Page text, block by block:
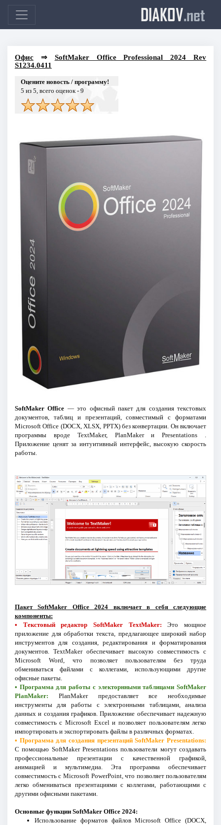
DIAKOV.net
Офис⇒ SoftMaker Office Professional 2024 Rev
S1234.0411
Оцените новость / программу!
5 из 5, всего оценок - 9
SoftMaker Office — это офисный пакет для создания текстовых
документов, таблиц и презентаций, совместимый с форматами
Microsoft Office (DOCX, XLSX, PPTX) без конвертации. Он включает
программы вроде TextMaker, PlanMaker и Presentations .
Приложение ценят за интуитивный интерфейс, высокую скорость
работы.
Пакет SoftMaker Office 2024 включает в себя следующие
компоненты:
• Текстовый редактор SoftMaker TextMaker: Это мощное
приложение для обработки текста, предлагающее широкий набор
инструментов для создания, редактирования и форматирования
документов. TextMaker обеспечивает высокую совместимость с
Microsoft Word, что позволяет пользователям без труда
обмениваться файлами с коллегами, использующими другие
офисные пакеты.
• Программа для работы с электорнными таблицами SoftMaker
PlanMaker: PlanMaker предоставляет все необходимые
инструменты для работы с электронными таблицами, анализа
данных и создания графиков. Приложение обеспечивает надежную
совместимость с Microsoft Excel и позволяет пользователям легко
импортировать и экспортировать файлы в различных форматах.
• Программа для создания презентаций SoftMaker Presentations:
С помощью SoftMaker Presentations пользователи могут создавать
профессиональные презентации с качественной графикой,
анимацией и мультимедиа. Эта программа обеспечивает
совместимость с Microsoft PowerPoint, что позволяет пользователям
легко обмениваться презентациями с коллегами, работающими с
другими офисными пакетами.
Основные функции SoftMaker Office 2024:
Использование форматов файлов Microsoft Office (DOCX,